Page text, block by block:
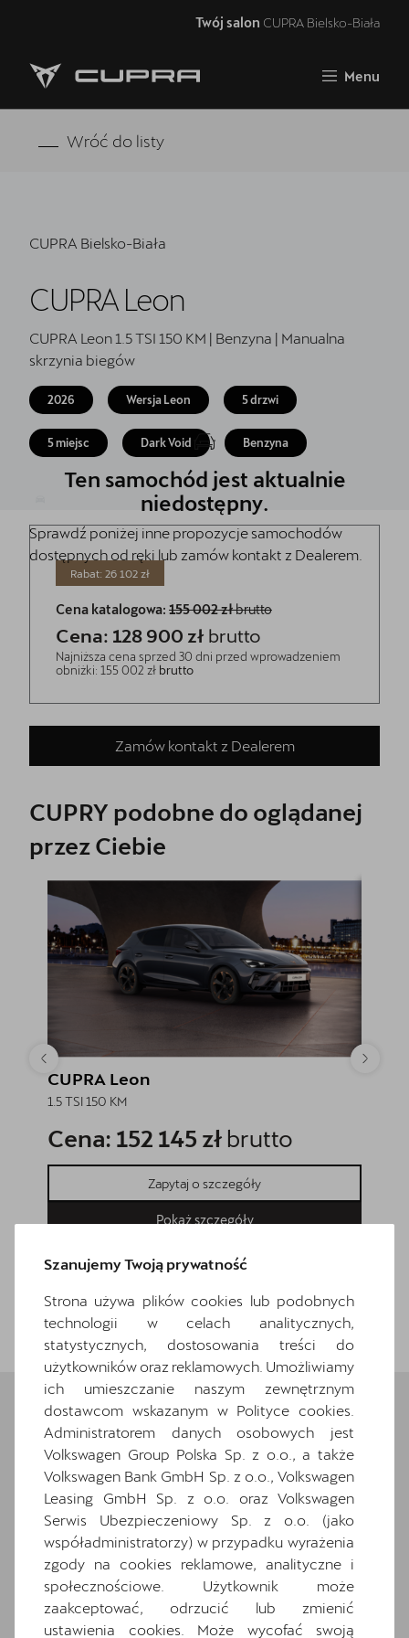
Twój salon CUPRA Bielsko-Biała
Menu
Strona główna
Oferta i aktualności
Finansowanie
Serwis
Oryginalne części zamienne
Akcesoria CUPRA
5 lat gwarancji
Kontakt
Wróć do listy
CUPRA Bielsko-Biała
CUPRA Leon
CUPRA Leon 1.5 TSI 150 KM | Benzyna | Manualna
skrzynia biegów
2026 Wersja Leon 5 drzwi
5 miejsc Dark Void Benzyna
Ten samochód jest aktualnie
niedostępny.
Sprawdź poniżej inne propozycje samochodów
dostępnych od ręki lub zamów kontakt z Dealerem.
Rabat: 26 102 zł
Cena katalogowa: 155 002 złbrutto
Cena: 128 900 zł brutto
Najniższa cena sprzed 30 dni przed wprowadzeniem
obniżki: 155 002 zł brutto
Zamów kontakt z Dealerem
CUPRY podobne do oglądanej
przez Ciebie
CUPRA Leon
1.5 TSI 150 KM
Cena: 152 145 zł brutto
Zapytaj o szczegóły
Pokaż szczegóły
Wybrane elementy
wyposażenia
Ten samochód bazuje na wersjiLeon
. Zapoznaj
się z wybranymi elementami jego wyposażenia. O
pełną specyfikację zapytaj dealera.
Wyposażenie standardowe
Wyposażenie dodatkowe i pakiety
Szanujemy Twoją prywatność
Strona używa plików cookies lub podobnych
technologii w celach analitycznych,
statystycznych, dostosowania treści do
użytkowników oraz reklamowych. Umożliwiamy
ich umieszczanie naszym zewnętrznym
dostawcom wskazanym w Polityce cookies.
Administratorem danych osobowych jest
Volkswagen Group Polska Sp. z o.o., a także
Volkswagen Bank GmbH Sp. z o.o., Volkswagen
Leasing GmbH Sp. z o.o. oraz Volkswagen
Serwis Ubezpieczeniowy Sp. z o.o. (jako
współadministratorzy) w przypadku wyrażenia
zgody na cookies reklamowe, analityczne i
społecznościowe. Użytkownik może
zaakceptować, odrzucić lub zmienić
ustawienia cookies. Może wycofać swoją